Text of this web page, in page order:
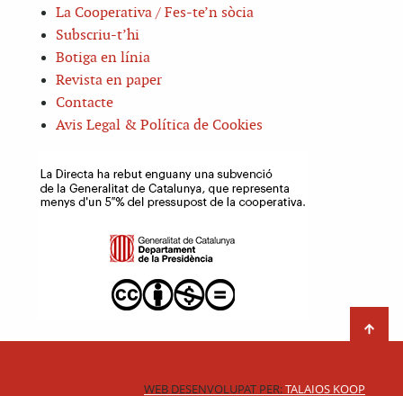
La Cooperativa / Fes-te’n sòcia
Subscriu-t’hi
Botiga en línia
Revista en paper
Contacte
Avis Legal & Política de Cookies
WEB DESENVOLUPAT PER:TALAIOS KOOP